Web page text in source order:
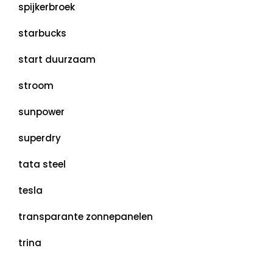
spijkerbroek
starbucks
start duurzaam
stroom
sunpower
superdry
tata steel
tesla
transparante zonnepanelen
trina